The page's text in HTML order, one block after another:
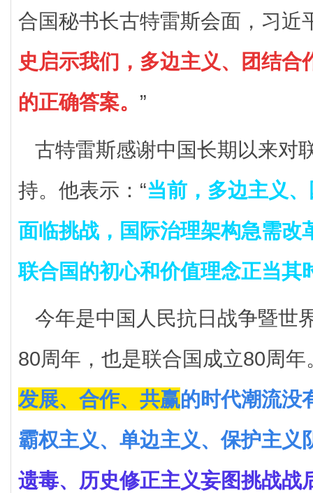
合国秘书长古特雷斯会面，习近
史启示我们，多边主义、团结合
的正确答案。 ”
古特雷斯感谢中国长期以来对
持。他表示：“当前，多边主义
面临挑战，国际治理架构急需改
联合国的初心和价值理念正当其
今年是中国人民抗日战争暨世
80周年，也是联合国成立80周
发展、合作、共赢的时代潮流没
霸权主义、单边主义、保护主义
遗毒、历史修正主义妄图挑战战